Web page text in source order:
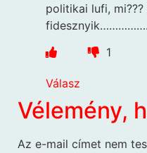
politikai lufi, mi???
1
Válasz
Vélemény,
Az e-mail címet nem